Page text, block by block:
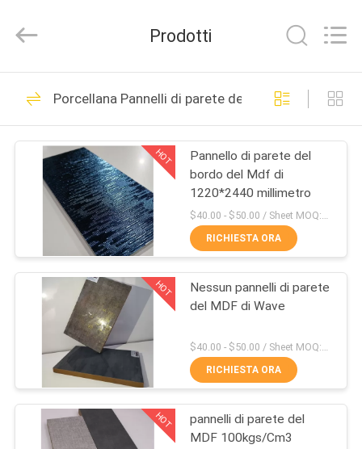
CASA
PRODOTTI
CIRCA
GIRO
DELLA
FABBRICA
CONTATTICI
NOTIZIA
Setting
Decorating
All
Reserved.
Pannelli acrilici del
MDF di alta
lucentezza
142
Il MDF laminato
ANIMALE
DOMESTICO riveste
24
Prodotti
Porcellana Pannelli di parete del MDF
HOT
Pannello di parete del
bordo del Mdf di
1220*2440 millimetro
$40.00 - $50.00 / Sheet MOQ:50 strato/strati
RICHIESTA ORA
HOT
Nessun pannelli di parete
del MDF di Wave
RICHIESTA ORA
HOT
pannelli di parete del
MDF 100kgs/Cm3